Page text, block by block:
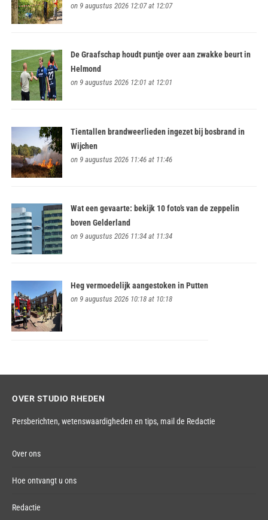
on 9 augustus 2026 12:07 at 12:07
De Graafschap houdt puntje over aan zwakke beurt in
Helmond
on 9 augustus 2026 12:01 at 12:01
Tientallen brandweerlieden ingezet bij bosbrand in
Wijchen
on 9 augustus 2026 11:46 at 11:46
Wat een gevaarte: bekijk 10 foto’s van de zeppelin
boven Gelderland
on 9 augustus 2026 11:34 at 11:34
Heg vermoedelijk aangestoken in Putten
on 9 augustus 2026 10:18 at 10:18
OVER STUDIO RHEDEN
Persberichten, wetenswaardigheden en tips, mail de Redactie
Over ons
Hoe ontvangt u ons
Redactie